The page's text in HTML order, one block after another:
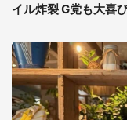
イル炸裂 G党も大喜